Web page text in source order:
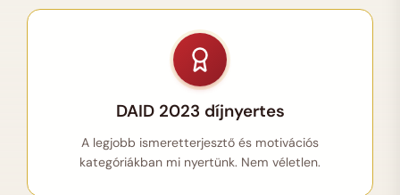
DAID 2023 díjnyertes
A legjobb ismeretterjesztő és motivációs
kategóriákban mi nyertünk. Nem véletlen.